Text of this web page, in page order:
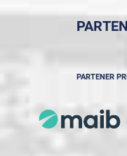
PARTENER